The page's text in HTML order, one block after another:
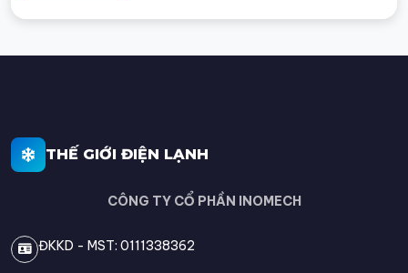
THẾ GIỚI ĐIỆN LẠNH
CÔNG TY CỔ PHẦN INOMECH
ĐKKD - MST: 0111338362